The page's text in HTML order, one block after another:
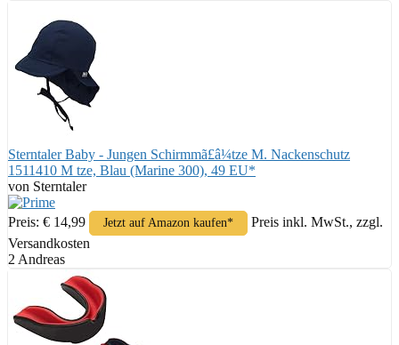
Sterntaler Baby - Jungen Schirmmã£â¼tze M. Nackenschutz
1511410 M tze, Blau (Marine 300), 49 EU*
von Sterntaler
Preis: € 14,99 Jetzt auf Amazon kaufen*
Preis inkl. MwSt., zzgl.
Versandkosten
2 Andreas